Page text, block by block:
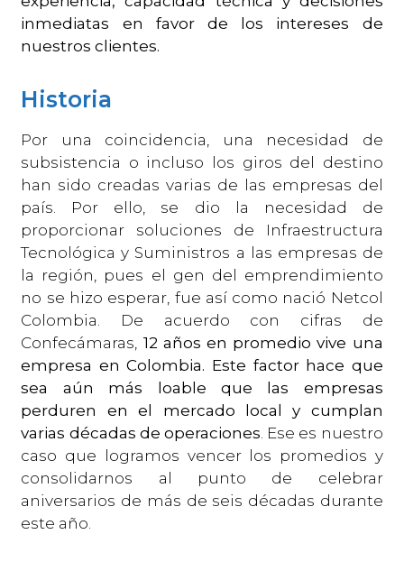
inmediatas en favor de los intereses de
nuestros clientes.
Historia
Por una coincidencia, una necesidad de
subsistencia o incluso los giros del destino
han sido creadas varias de las empresas del
país. Por ello, se dio la necesidad de
proporcionar soluciones de Infraestructura
Tecnológica y Suministros a las empresas de
la región, pues el gen del emprendimiento
no se hizo esperar, fue así como nació Netcol
Colombia. De acuerdo con cifras de
Confecámaras, 12 años en promedio vive una
empresa en Colombia. Este factor hace que
sea aún más loable que las empresas
perduren en el mercado local y cumplan
varias décadas de operaciones . Ese es nuestro
caso que logramos vencer los promedios y
consolidarnos al punto de celebrar
aniversarios de más de seis décadas durante
este año.